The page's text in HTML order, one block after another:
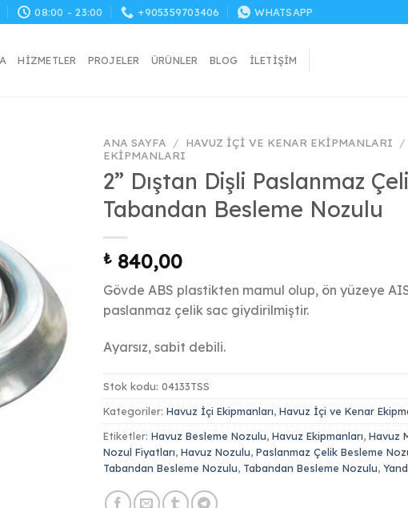
08:00 - 23:00 +905359703406 WHATSAPP
HIZMETLER PROJELER ÜRÜNLER BLOG İLETIŞIM
ANA SAYFA / HAVUZ İÇI VE KENAR EKIPMANLARI /
EKIPMANLARI
2” Dıştan Dişli Paslanmaz
Tabandan Besleme Nozulu
₺ 840,00
Gövde ABS plastikten mamul olup, ön yüzeye
paslanmaz çelik sac giydirilmiştir.
Ayarsız, sabit debili.
Stok kodu: 04133TSS
Kategoriler: Havuz İçi Ekipmanları, Havuz İçi ve Kenar
Etiketler: Havuz Besleme Nozulu, Havuz Ekipmanları, Havuz
Nozul Fiyatları, Havuz Nozulu, Paslanmaz Çelik Besleme
Tabandan Besleme Nozulu, Tabandan Besleme Nozulu,